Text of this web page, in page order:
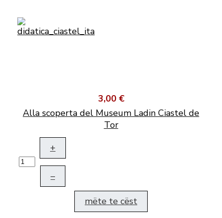
3,00 €
Alla scoperta del Museum Ladin Ciastel de
Tor
+
–
mëte te cëst